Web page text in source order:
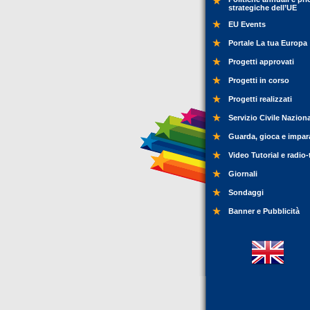
strategiche dell’UE
EU Events
Portale La tua Europa
Progetti approvati
Progetti in corso
Progetti realizzati
Servizio Civile
Guarda, gioca e
Video Tutorial e
Giornali
Sondaggi
Banner e Pubblicità